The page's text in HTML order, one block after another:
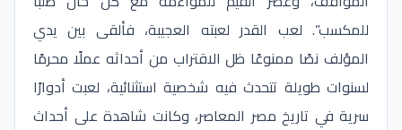
للمكسب”. لعب القدر لعبته العجيبة، فألقى بين يدي
المؤلف نصًا ممنوعًا ظل الاقتراب من أحداثه عملًا محرمًا
لسنوات طويلة تتحدث فيه شخصية استثنائية، لعبت أدوارًا
سرية في تاريخ مصر المعاصر، وكانت شاهدة على أحداث